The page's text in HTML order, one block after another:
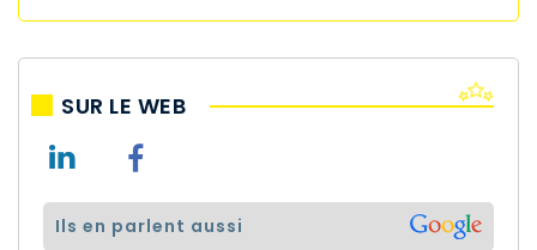
SUR LE WEB
ils en parlent aussi